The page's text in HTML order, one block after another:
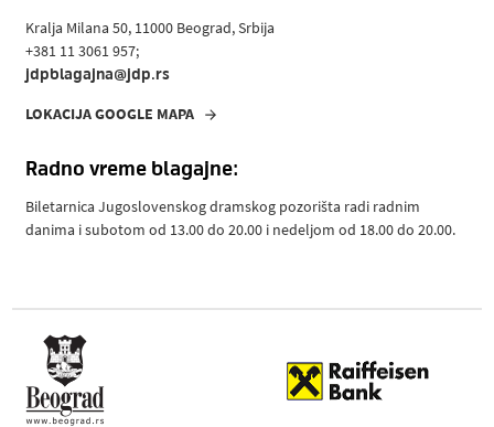
Kralja Milana 50, 11000 Beograd, Srbija
+381 11 3061 957;
jdpblagajna@jdp.rs
LOKACIJA GOOGLE MAPA
Radno vreme blagajne:
Biletarnica Jugoslovenskog dramskog pozorišta radi radnim
danima i subotom od 13.00 do 20.00 i nedeljom od 18.00 do 20.00.